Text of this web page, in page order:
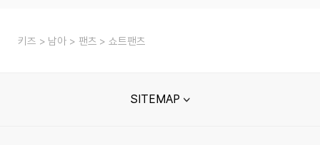
키즈 남아 팬츠 쇼트팬츠
SITEMAP